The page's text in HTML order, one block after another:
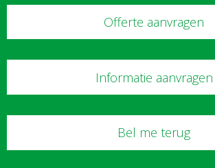
Offerte aanvragen
Informatie aanvragen
Bel me terug